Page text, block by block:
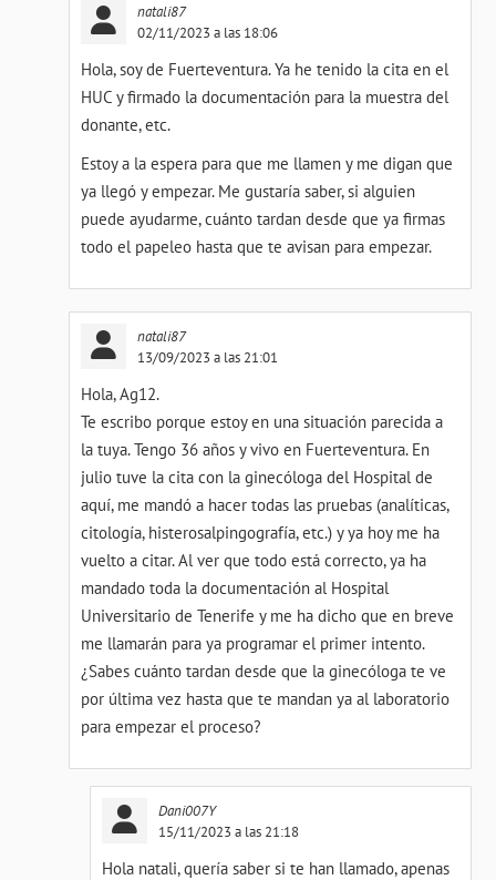
natali87
02/11/2023 a las 18:06
Hola, soy de Fuerteventura. Ya he tenido la cita en el
HUC y firmado la documentación para la muestra del
donante, etc.
Estoy a la espera para que me llamen y me digan que
ya llegó y empezar. Me gustaría saber, si alguien
puede ayudarme, cuánto tardan desde que ya firmas
todo el papeleo hasta que te avisan para empezar.
natali87
13/09/2023 a las 21:01
Hola, Ag12.
Te escribo porque estoy en una situación parecida a
la tuya. Tengo 36 años y vivo en Fuerteventura. En
julio tuve la cita con la ginecóloga del Hospital de
aquí, me mandó a hacer todas las pruebas (analíticas,
citología, histerosalpingografía, etc.) y ya hoy me ha
vuelto a citar. Al ver que todo está correcto, ya ha
mandado toda la documentación al Hospital
Universitario de Tenerife y me ha dicho que en breve
me llamarán para ya programar el primer intento.
¿Sabes cuánto tardan desde que la ginecóloga te ve
por última vez hasta que te mandan ya al laboratorio
para empezar el proceso?
Dani007Y
15/11/2023 a las 21:18
Hola natali, quería saber si te han llamado, apenas